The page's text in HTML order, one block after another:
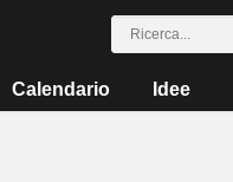
Calendario Idee